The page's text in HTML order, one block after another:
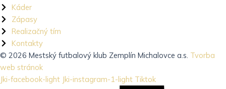
Káder
Zápasy
Realizačný tím
Kontakty
© 2026 Mestský futbalový klub Zemplín Michalovce a.s. Tvorba
web stránok
Jki-facebook-light Jki-instagram-1-light Tiktok